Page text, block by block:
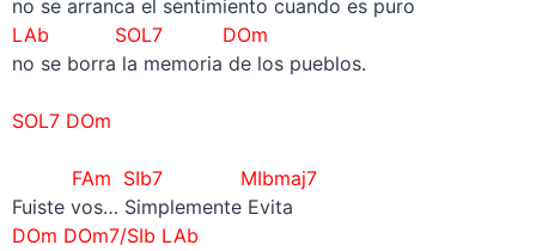
no se arranca el sentimiento cuando es puro
LAb SOL7 DOm
no se borra la memoria de los pueblos.
SOL7 DOm
FAm SIb7 MIbmaj7
Fuiste vos… Simplemente Evita
DOm DOm7/SIb LAb